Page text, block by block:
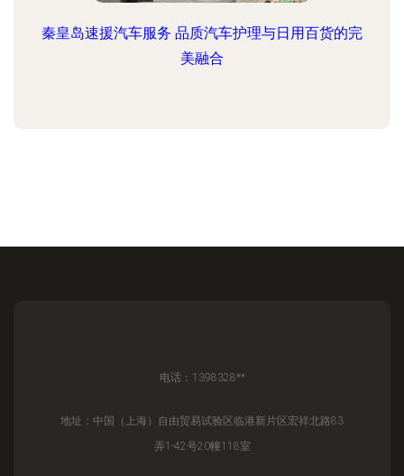
秦皇岛速援汽车服务 品质汽车护理与日用百货的完
美融合
电话：1398328**
地址：中国（上海）自由贸易试验区临港新片区宏祥北路83
弄1-42号20幢118室